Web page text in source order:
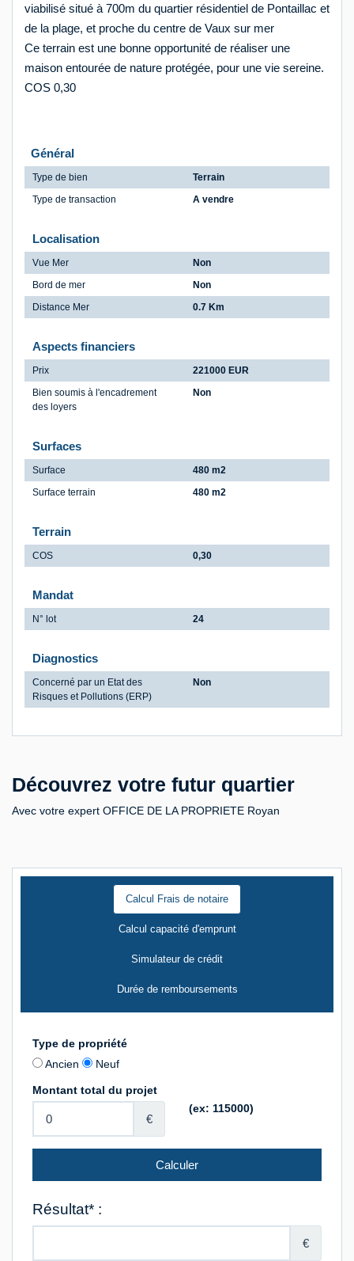
viabilisé situé à 700m du quartier résidentiel de Pontaillac et
de la plage, et proche du centre de Vaux sur mer
Ce terrain est une bonne opportunité de réaliser une
maison entourée de nature protégée, pour une vie sereine.
COS 0,30
Général
Type de bien
Terrain
Type de transaction
A vendre
Localisation
Vue Mer
Non
Bord de mer
Non
Distance Mer
0.7 Km
Aspects financiers
Prix
221000 EUR
Bien soumis à l'encadrement
des loyers
Non
Surfaces
Surface
480 m2
Surface terrain
480 m2
Terrain
COS 0,30
Mandat
N° lot 24
Diagnostics
Concerné par un Etat des
Risques et Pollutions (ERP)
Non
Découvrez votre futur quartier
Avec votre expert OFFICE DE LA PROPRIETE Royan
Calcul Frais de notaire
Calcul capacité d'emprunt
Simulateur de crédit
Durée de remboursements